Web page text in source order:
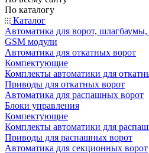
По каталогу
Каталог
Автоматика для ворот,
GSM модули
Автоматика для откатных ворот
Компектующие
Комплекты автоматики для
Приводы для откатных ворот
Автоматика для распашных ворот
Блоки управления
Компектующие
Комплекты автоматики для
Приводы для распашных ворот
Автоматика для секционных ворот